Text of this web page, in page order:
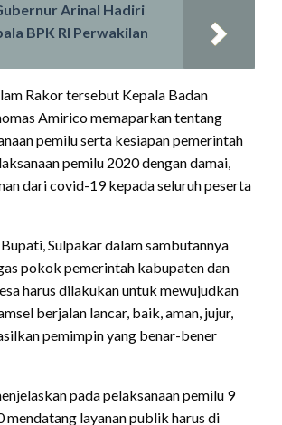
Arinal Hadiri
BPK RI Perwakilan
Rakor tersebut Kepala Badan
Amirico memaparkan tentang
pemilu serta kesiapan pemerintah
pemilu 2020 dengan damai,
dari covid-19 kepada seluruh peserta
Bupati, Sulpakar dalam sambutannya
pokok pemerintah kabupaten dan
harus dilakukan untuk mewujudkan
berjalan lancar, baik, aman, jujur,
pemimpin yang benar-bener
pada pelaksanaan pemilu 9
mendatang layanan publik harus di